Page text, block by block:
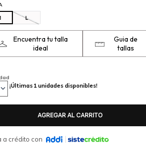
L
Encuentra tu talla
ideal
Guia de
tallas
¡Últimas 1 unidades disponibles!
a crédito con